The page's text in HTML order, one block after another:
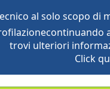
al solo scopo di
trovi ulteriori
Click
vegetation global db